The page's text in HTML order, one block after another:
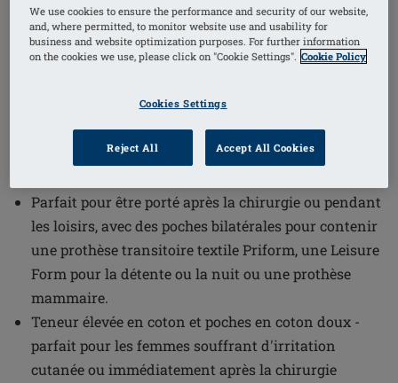
Référence de l'article: 2128 Frances SB
Parfait pour être porté après la chirurgie ou pendant
les loisirs, avec des poches bilatérales pour contenir
une prothèse transitoire textile Priform, une Leisure
Form pour la détente ou la nuit ou une prothèse
mammaire.
Teneur élevée en coton et poches en coton doux -
parfait pour les femmes souffrant d'irritation
cutanée ou immédiatement après la chirurgie
We use cookies to ensure the performance and security of our website,
and, where permitted, to monitor website use and usability for
business and website optimization purposes. For further information
on the cookies we use, please click on "Cookie Settings". Cookie Policy
Cookies Settings
Reject All Accept All Cookies